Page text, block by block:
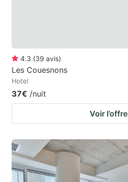
4.3 (39 avis)
Les Couesnons
Hotel
37€ /nuit
Voir l’offre